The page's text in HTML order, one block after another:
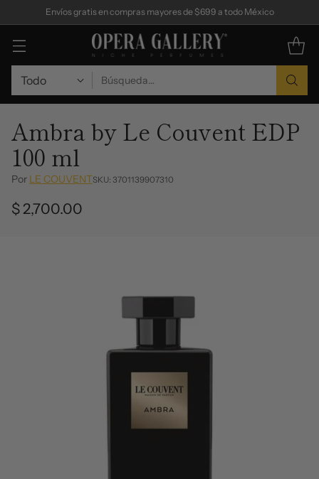
Búsqueda…
Envíos gratis en compras mayores de $699 a todo México
Ambra by Le Couvent EDP
100 ml
Por LE COUVENTSKU: 3701139907310
Precio
$ 2,700.00